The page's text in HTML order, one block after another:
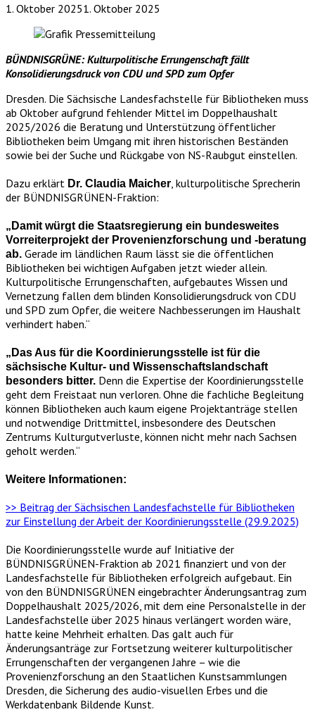
1. Oktober 20251. Oktober 2025
BÜNDNISGRÜNE: Kulturpolitische Errungenschaft fällt
Konsolidierungsdruck von CDU und SPD zum Opfer
Dresden. Die Sächsische Landesfachstelle für Bibliotheken muss
ab Oktober aufgrund fehlender Mittel im Doppelhaushalt
2025/2026 die Beratung und Unterstützung öffentlicher
Bibliotheken beim Umgang mit ihren historischen Beständen
sowie bei der Suche und Rückgabe von NS-Raubgut einstellen.
Dazu erklärt Dr. Claudia Maicher , kulturpolitische Sprecherin
der BÜNDNISGRÜNEN-Fraktion:
„Damit würgt die Staatsregierung ein bundesweites
Vorreiterprojekt der Provenienzforschung und -beratung
ab. Gerade im ländlichen Raum lässt sie die öffentlichen
Bibliotheken bei wichtigen Aufgaben jetzt wieder allein.
Kulturpolitische Errungenschaften, aufgebautes Wissen und
Vernetzung fallen dem blinden Konsolidierungsdruck von CDU
und SPD zum Opfer, die weitere Nachbesserungen im Haushalt
verhindert haben.“
„Das Aus für die Koordinierungsstelle ist für die
sächsische Kultur- und Wissenschaftslandschaft
besonders bitter. Denn die Expertise der Koordinierungsstelle
geht dem Freistaat nun verloren. Ohne die fachliche Begleitung
können Bibliotheken auch kaum eigene Projektanträge stellen
und notwendige Drittmittel, insbesondere des Deutschen
Zentrums Kulturgutverluste, können nicht mehr nach Sachsen
geholt werden.“
Weitere Informationen:
>> Beitrag der Sächsischen Landesfachstelle für Bibliotheken
zur Einstellung der Arbeit der Koordinierungsstelle (29.9.2025)
Die Koordinierungsstelle wurde auf Initiative der
BÜNDNISGRÜNEN-Fraktion ab 2021 finanziert und von der
Landesfachstelle für Bibliotheken erfolgreich aufgebaut. Ein
von den BÜNDNISGRÜNEN eingebrachter Änderungsantrag zum
Doppelhaushalt 2025/2026, mit dem eine Personalstelle in der
Landesfachstelle über 2025 hinaus verlängert worden wäre,
hatte keine Mehrheit erhalten. Das galt auch für
Änderungsanträge zur Fortsetzung weiterer kulturpolitischer
Errungenschaften der vergangenen Jahre – wie die
Provenienzforschung an den Staatlichen Kunstsammlungen
Dresden, die Sicherung des audio-visuellen Erbes und die
Werkdatenbank Bildende Kunst.